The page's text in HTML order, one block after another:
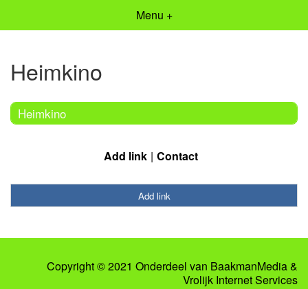
Menu +
Heimkino
Heimkino
Add link Contact
Add link
Copyright © 2021 Onderdeel van BaakmanMedia&
Vrolijk Internet Services